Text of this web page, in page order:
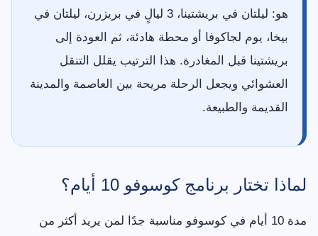
هو: ليلتان في بريشتينا، 3 ليالٍ في بريزرن، ليلتان في
بيخا، يوم لجاكوفا أو محطة هادئة، ثم العودة إلى
بريشتينا قبل المغادرة. هذا الترتيب يقلل التنقل
العشوائي ويجعل الرحلة مريحة بين العاصمة والمدينة
القديمة والطبيعة.
لماذا تختار برنامج كوسوفو 10 أيام؟
مدة 10 أيام في كوسوفو مناسبة جدًا لمن يريد أكثر من